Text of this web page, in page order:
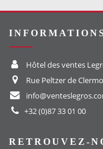
Hôtel des ventes
Rue Peltzer de
+32 (0)87 33 01 00
RETROUVEZ-